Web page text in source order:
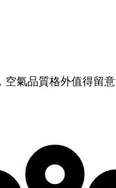
空氣品質格外值得留意